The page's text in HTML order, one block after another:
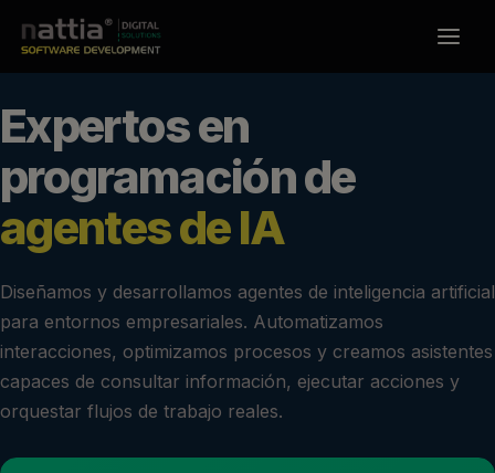
contenido
Expertos en
programación de
agentes de IA
Diseñamos y desarrollamos agentes de inteligencia artificial
para entornos empresariales. Automatizamos
interacciones, optimizamos procesos y creamos asistentes
capaces de consultar información, ejecutar acciones y
orquestar flujos de trabajo reales.